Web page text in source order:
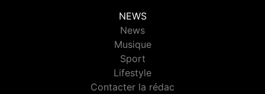
NEWS
News
Musique
Sport
Lifestyle
Contacter la rédac